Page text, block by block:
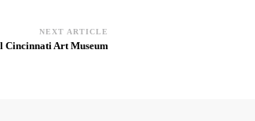
NEXT ARTICLE
Cincinnati Art Museum